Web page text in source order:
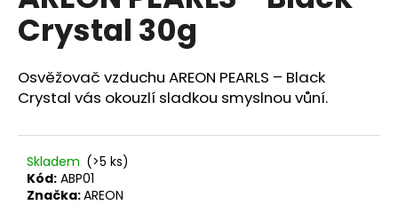
0,0
z
hvězdiček.
Crystal 30g
Osvěžovač vzduchu AREON PEARLS – Black
Crystal vás okouzlí sladkou smyslnou vůní.
Skladem (>5 ks)
Kód: ABP01
Značka:AREON
a
j
í
t